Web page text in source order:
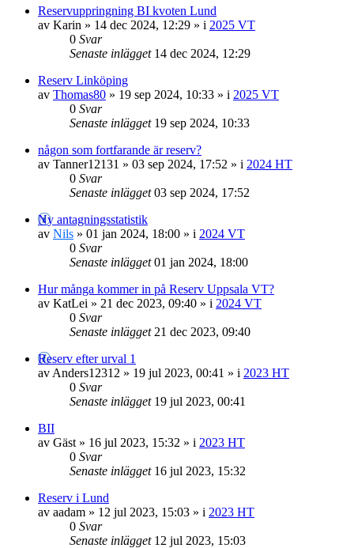
Reservuppringning BI kvoten Lund
av Karin » 14 dec 2024, 12:29 » i 2025 VT
0 Svar
Senaste inlägget 14 dec 2024, 12:29
Reserv Linköping
av Thomas80 » 19 sep 2024, 10:33 » i 2025 VT
0 Svar
Senaste inlägget 19 sep 2024, 10:33
någon som fortfarande är reserv?
av Tanner12131 » 03 sep 2024, 17:52 » i 2024 HT
0 Svar
Senaste inlägget03 sep 2024, 17:52
Ny antagningsstatistik
av Nils » 01 jan 2024, 18:00 » i 2024 VT
0 Svar
Senaste inlägget01 jan 2024, 18:00
Hur många kommer in på Reserv Uppsala VT?
av KatLei » 21 dec 2023, 09:40 » i 2024 VT
0 Svar
Senaste inlägget 21 dec 2023, 09:40
Reserv efter urval 1
av Anders12312 » 19 jul 2023, 00:41 » i 2023 HT
0 Svar
Senaste inlägget 19 jul 2023, 00:41
BII
av Gäst » 16 jul 2023, 15:32 » i 2023 HT
0 Svar
Senaste inlägget 16 jul 2023, 15:32
Reserv i Lund
av aadam » 12 jul 2023, 15:03 » i 2023 HT
0 Svar
Senaste inlägget 12 jul 2023, 15:03